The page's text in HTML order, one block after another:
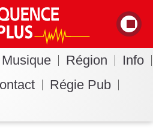
Musique Région
Info
Régie Pub